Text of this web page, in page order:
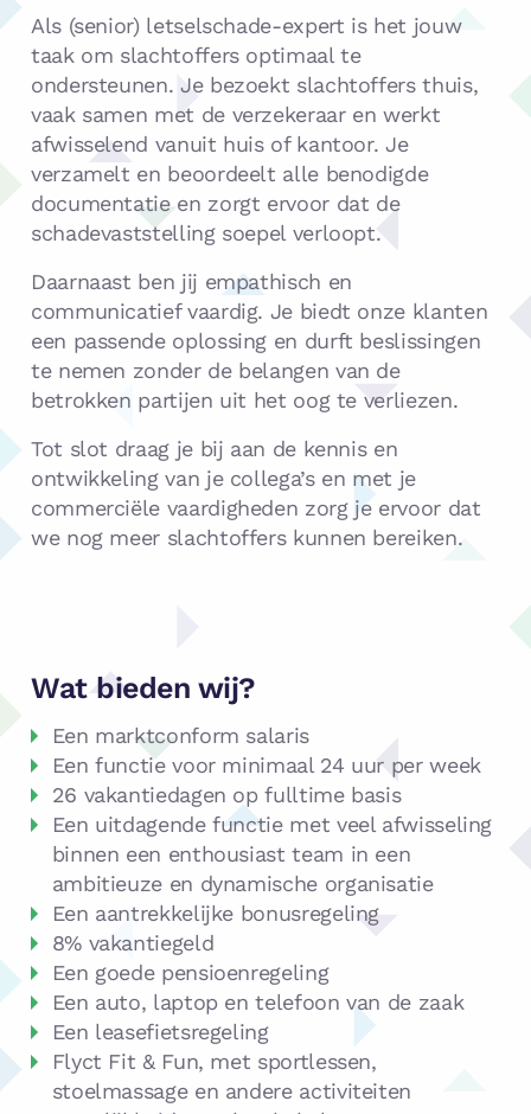
Als (senior) letselschade-expert is het jouw
taak om slachtoffers optimaal te
ondersteunen. Je bezoekt slachtoffers thuis,
vaak samen met de verzekeraar en werkt
afwisselend vanuit huis of kantoor. Je
verzamelt en beoordeelt alle benodigde
documentatie en zorgt ervoor dat de
schadevaststelling soepel verloopt.
Daarnaast ben jij empathisch en
communicatief vaardig. Je biedt onze klanten
een passende oplossing en durft beslissingen
te nemen zonder de belangen van de
betrokken partijen uit het oog te verliezen.
Tot slot draag je bij aan de kennis en
ontwikkeling van je collega’s en met je
commerciële vaardigheden zorg je ervoor dat
we nog meer slachtoffers kunnen bereiken.
Wat bieden wij?
Een marktconform salaris
Een functie voor minimaal 24 uur per week
26 vakantiedagen op fulltime basis
Een uitdagende functie met veel afwisseling
binnen een enthousiast team in een
ambitieuze en dynamische organisatie
Een aantrekkelijke bonusregeling
8% vakantiegeld
Een goede pensioenregeling
Een auto, laptop en telefoon van de zaak
Een leasefietsregeling
Flyct Fit & Fun, met sportlessen,
stoelmassage en andere activiteiten